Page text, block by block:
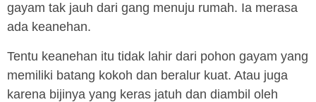
gayam tak jauh dari gang menuju rumah. Ia merasa
ada keanehan.
Tentu keanehan itu tidak lahir dari pohon gayam yang
memiliki batang kokoh dan beralur kuat. Atau juga
karena bijinya yang keras jatuh dan diambil oleh